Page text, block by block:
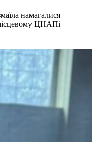
намагалися
ЦНАПі